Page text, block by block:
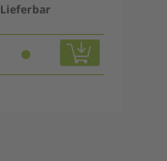
Lieferbar